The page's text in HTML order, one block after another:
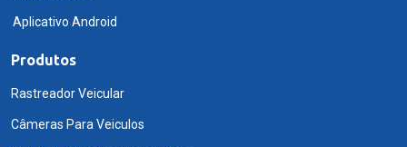
Aplicativo Android
Produtos
Rastreador Veicular
Câmeras Para Veiculos